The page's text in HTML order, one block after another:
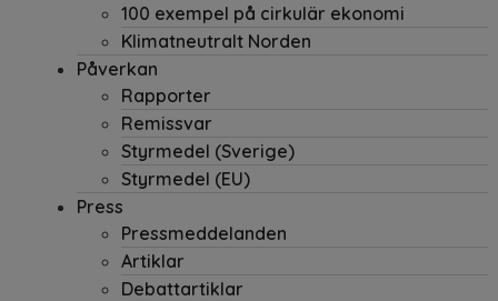
100 exempel på cirkulär ekonomi
Klimatneutralt Norden
Påverkan
Rapporter
Remissvar
Styrmedel (Sverige)
Styrmedel (EU)
Press
Pressmeddelanden
Artiklar
Debattartiklar